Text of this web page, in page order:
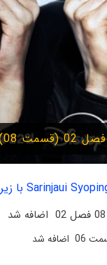
فصل 02 (قسمت 08)